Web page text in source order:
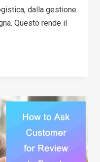
dalla gestione
Questo rende il